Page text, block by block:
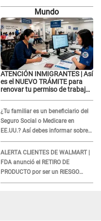
ARREMETE contra Claudia Salazar
Mundo
ATENCIÓN INMIGRANTES | Así
es el NUEVO TRÁMITE para
renovar tu permiso de trabajo
¿Tu familiar es un beneficiario del
Seguro Social o Medicare en
EE.UU.? Así debes informar sobre
su muerte para EVITAR COBROS
ALERTA CLIENTES DE WALMART |
FDA anunció el RETIRO DE
PRODUCTO por ser un RIESGO
MORTAL para consumidores: ¿Cuál